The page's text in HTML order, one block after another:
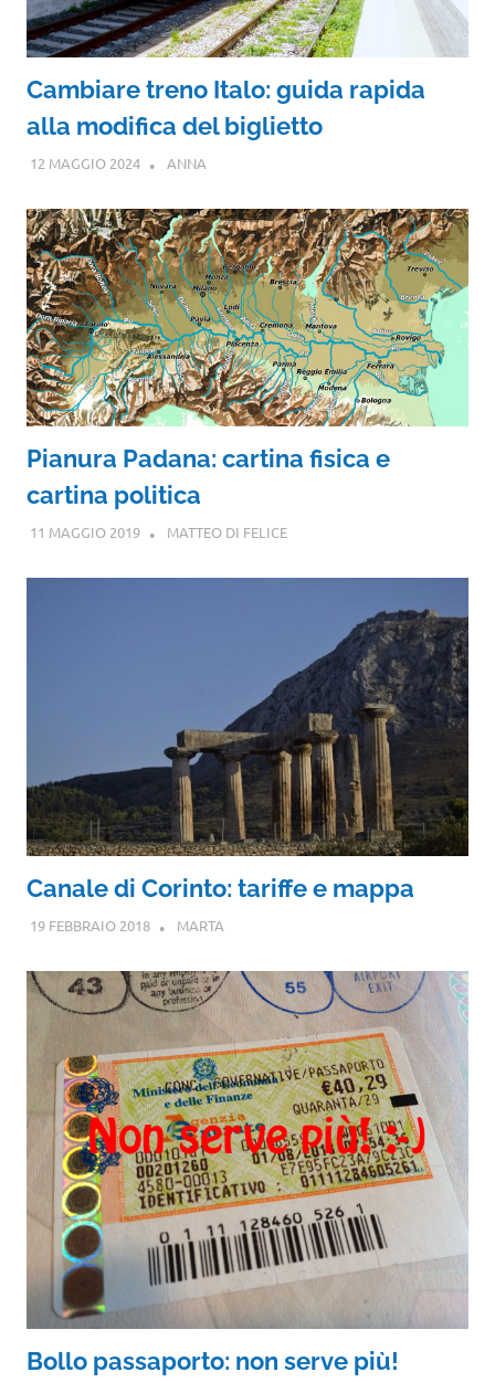
Cambiare treno Italo: guida rapida
alla modifica del biglietto
12 MAGGIO 2024 ANNA
Pianura Padana: cartina fisica e
cartina politica
11 MAGGIO 2019 MATTEO DI FELICE
Canale di Corinto: tariffe e mappa
19 FEBBRAIO 2018 MARTA
Bollo passaporto: non serve più!